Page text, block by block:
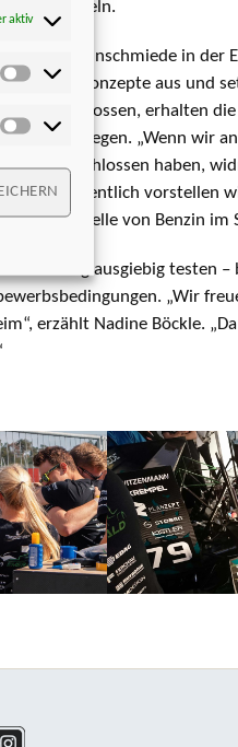
aktiv
Statistiken
Marketing
sich die Rennschmiede in der
die Konzepte aus und
abgeschlossen, erhalten
können loslegen. „Wenn wir
abgeschlossen haben,
Böckle. Öffentlich vorstellen
Strom anstelle von Benzin im
Fahrzeug ausgiebig testen
„Wir
erzählt Nadine Böckle.